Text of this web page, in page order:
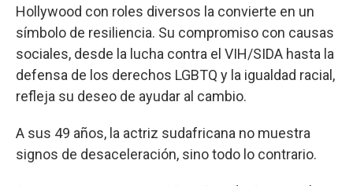
Hollywood con roles diversos la convierte en un
símbolo de resiliencia. Su compromiso con causas
sociales, desde la lucha contra el VIH/SIDA hasta la
defensa de los derechos LGBTQ y la igualdad racial,
refleja su deseo de ayudar al cambio.
A sus 49 años, la actriz sudafricana no muestra
signos de desaceleración, sino todo lo contrario.